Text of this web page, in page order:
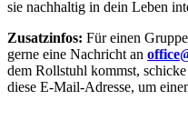
sie nachhaltig in dein Leben
Zusatzinfos: Für einen
gerne eine Nachricht an
dem Rollstuhl kommst,
diese E-Mail-Adresse, um